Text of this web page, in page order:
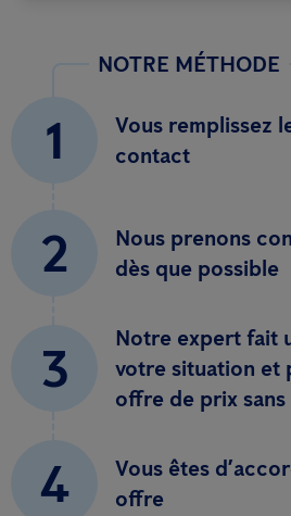
NOTRE MÉTHODE
1
Vous remplissez
contact
2
Nous prenons
dès que possible
3
Notre expert fait
votre situation et
offre de prix sans
4
Vous êtes
offre